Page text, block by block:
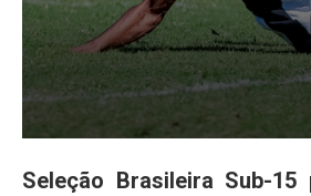
Seleção Brasileira Sub-